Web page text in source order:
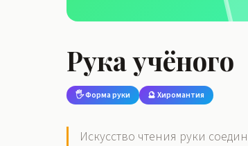
Рука учёного
🖐️ Форма руки 🔮 Хиромантия
Искусство чтения руки